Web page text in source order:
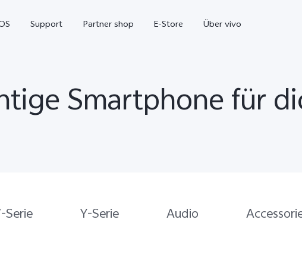
Support Partner shop E-Store Über vivo
Smartphone für
Serie Y-Serie Audio